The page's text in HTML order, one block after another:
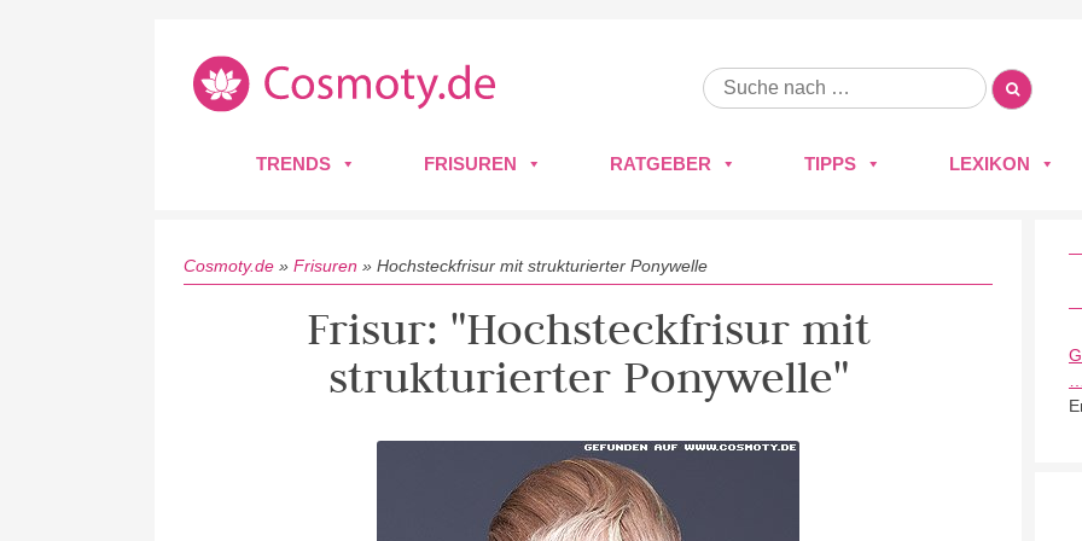
TRENDS FRISUREN RATGEBER TIPPS LEXIKON
Cosmoty.de » Frisuren » Hochsteckfrisur mit strukturierter Ponywelle
Frisur: "Hochsteckfrisur mit
strukturierter Ponywelle"